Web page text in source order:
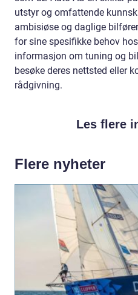
utstyr og omfattende
ambisiøse og daglige
for sine spesifikke behov
informasjon om tuning og
besøke deres nettsted eller
rådgivning.
Les flere
Flere nyheter